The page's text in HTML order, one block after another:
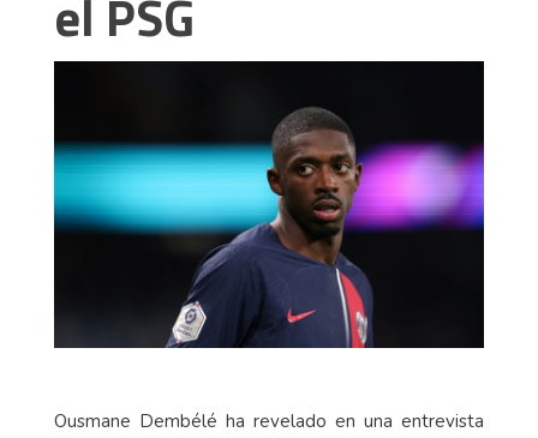
el PSG
Ousmane Dembélé ha revelado en una entrevista